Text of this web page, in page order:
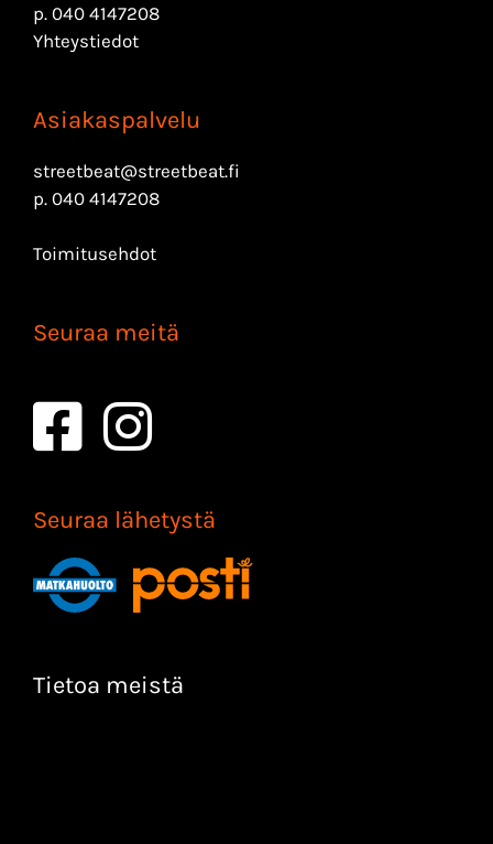
p. 040 4147208
Yhteystiedot
Asiakaspalvelu
streetbeat@streetbeat.fi
p. 040 4147208
Toimitusehdot
Seuraa meitä
Seuraa lähetystä
Tietoa meistä